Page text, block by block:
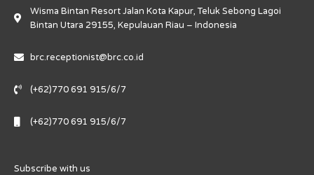
Wisma Bintan Resort Jalan Kota Kapur, Teluk Sebong Lagoi
Bintan Utara 29155, Kepulauan Riau – Indonesia
brc.receptionist@brc.co.id
(+62)770 691 915/6/7
(+62)770 691 915/6/7
Subscribe with us